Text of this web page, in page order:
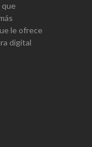
le ofrece
digital